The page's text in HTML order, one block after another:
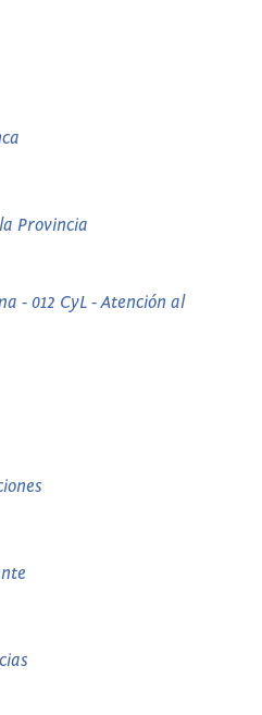
Provincia
- 012 CyL - Atención al